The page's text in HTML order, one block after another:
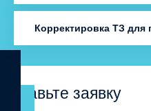
Корректировка ТЗ для
Оставьте заявку